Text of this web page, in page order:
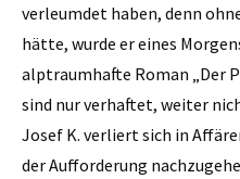
verleumdet haben, denn
hätte, wurde er eines
alptraumhafte Roman „Der
sind nur verhaftet, weiter
Josef K. verliert sich in
der Aufforderung